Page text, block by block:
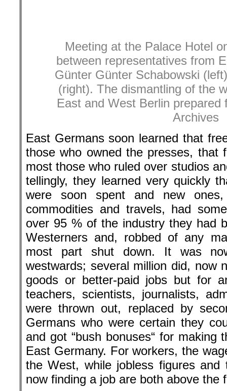
Meeting at the Palace Hotel
between representatives from
Günter Günter Schabowski
(right). The dismantling of the
East and West Berlin prepared
Archives
East Germans soon learned that
those who owned the presses, that
most those who ruled over studios
tellingly, they learned very quickly
were soon spent and new
commodities and travels, had
over 95 % of the industry they had
Westerners and, robbed of any
most part shut down. It was
westwards; several million did, now
goods or better-paid jobs but for
teachers, scientists, journalists,
were thrown out, replaced by
Germans who were certain they
and got “bush bonuses“ for making
East Germany. For workers, the
the West, while jobless figures
now finding a job are both above the